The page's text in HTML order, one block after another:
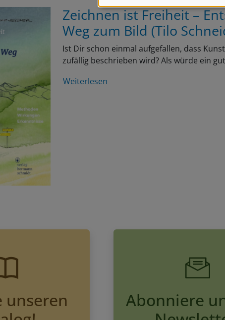
Zeichnen ist Freiheit –
Weg zum Bild (Tilo
Ist Dir schon einmal aufgefallen, dass
zufällig beschrieben wird? Als würde ein
Weiterlesen
unseren
Abonniere